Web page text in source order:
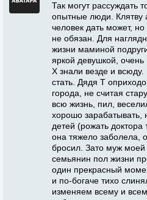
Так могут рассуждать
опытные люди. Клятву
человек дать может,
не обязан. Для
жизни маминой
яркой девушкой,
Х знали везде и
стать. Дядя Т
города, не считая
всю жизнь, пил,
хорошо зарабатывать,
детей (рожать доктора
она тяжело заболела,
бросил. Зато муж моей
семьянин пол жизни
один прекрасный
и по-богаче тихо
изменяем всему и